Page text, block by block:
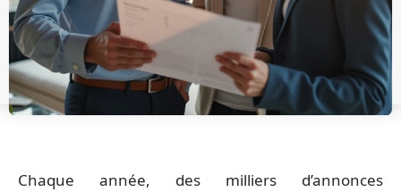
Chaque année, des milliers d’annonces